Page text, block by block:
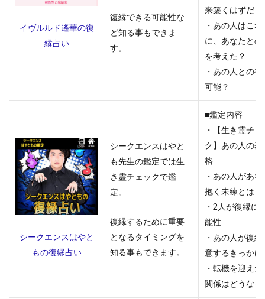
ま
ル占
ニ
5.2
LINE
占い
5.3
ズタ
ト
イヴルルド遙華の復
縁占い
復縁できる可能性な
ど知る事もできま
す。
来築くはずだっ
・あの人はこ
に、あなたとの
を考えた？
・あの人との
可能？
シークエンスはやと
もの復縁占い
シークエンスはやと
も先生の鑑定では生
き霊チェックで鑑
定。
復縁するために重要
となるタイミングを
知る事もできます。
■鑑定内容
・【生き霊チェ
ク】あの人の基
格
・あの人があ
抱く未練とは
・2人が復縁に
能性
・あの人が復
意するきっかけ
・転機を迎え
関係はどうなる